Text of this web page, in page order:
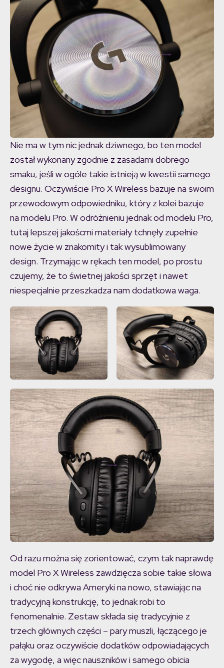
Nie ma w tym nic jednak dziwnego, bo ten model
został wykonany zgodnie z zasadami dobrego
smaku, jeśli w ogóle takie istnieją w kwestii samego
designu. Oczywiście Pro X Wireless bazuje na swoim
przewodowym odpowiedniku, który z kolei bazuje
na modelu Pro. W odróżnieniu jednak od modelu Pro,
tutaj lepszej jakoścmi materiały tchnęły zupełnie
nowe życie w znakomity i tak wysublimowany
design. Trzymając w rękach ten model, po prostu
czujemy, że to świetnej jakości sprzęt i nawet
niespecjalnie przeszkadza nam dodatkowa waga.
Od razu można się zorientować, czym tak naprawdę
model Pro X Wireless zawdzięcza sobie takie słowa
i choć nie odkrywa Ameryki na nowo, stawiając na
tradycyjną konstrukcję, to jednak robi to
fenomenalnie. Zestaw składa się tradycyjnie z
trzech głównych części – pary muszli, łączącego je
pałąku oraz oczywiście dodatków odpowiadających
za wygodę, a więc nauszników i samego obicia